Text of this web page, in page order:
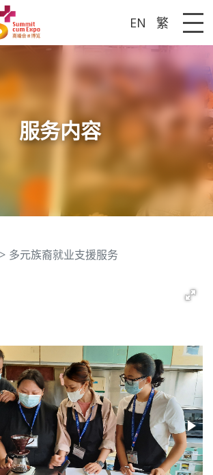
EN 繁
服务内容
多元族裔就业支援服务